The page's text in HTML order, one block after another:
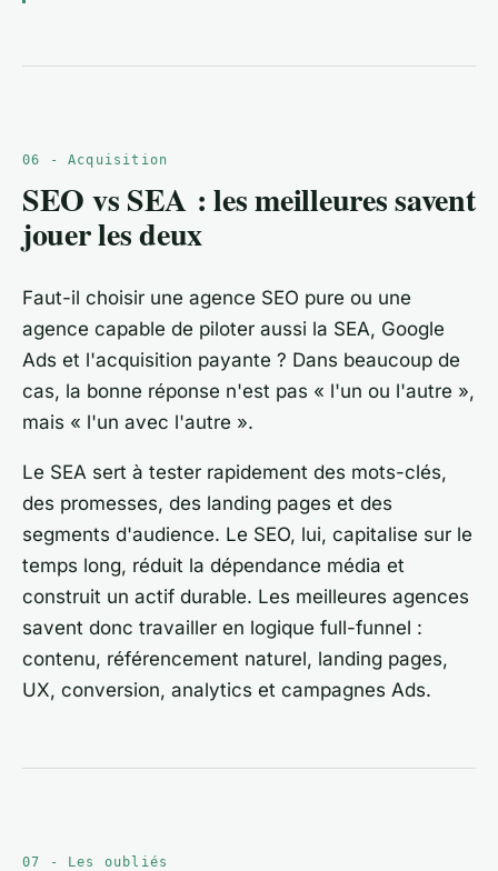
06 - Acquisition
SEO vs SEA : les meilleures savent
jouer les deux
Faut-il choisir une agence SEO pure ou une
agence capable de piloter aussi la SEA, Google
Ads et l'acquisition payante ? Dans beaucoup de
cas, la bonne réponse n'est pas « l'un ou l'autre »,
mais « l'un avec l'autre ».
Le SEA sert à tester rapidement des mots-clés,
des promesses, des landing pages et des
segments d'audience. Le SEO, lui, capitalise sur le
temps long, réduit la dépendance média et
construit un actif durable. Les meilleures agences
savent donc travailler en logique full-funnel :
contenu, référencement naturel, landing pages,
UX, conversion, analytics et campagnes Ads.
07 - Les oubliés